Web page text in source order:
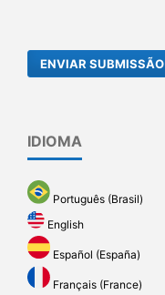
ENVIAR SUBMISSÃO
IDIOMA
Português (Brasil)
English
Español (España)
Français (France)